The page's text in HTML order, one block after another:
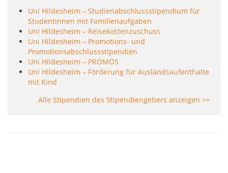
Uni Hildesheim – Studienabschlussstipendium für
Studentinnen mit Familienaufgaben
Uni Hildesheim – Reisekostenzuschuss
Uni Hildesheim – Promotions- und
Promotionsabschlussstipendien
Uni Hildesheim – PROMOS
Uni Hildesheim – Förderung für Auslandsaufenthalte
mit Kind
Alle Stipendien des Stipendiengebers anzeigen >>